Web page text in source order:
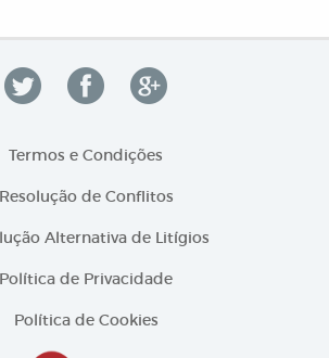
Termos e Condições
Resolução de Conflitos
Alternativa de Litígios
Política de Privacidade
Política de Cookies